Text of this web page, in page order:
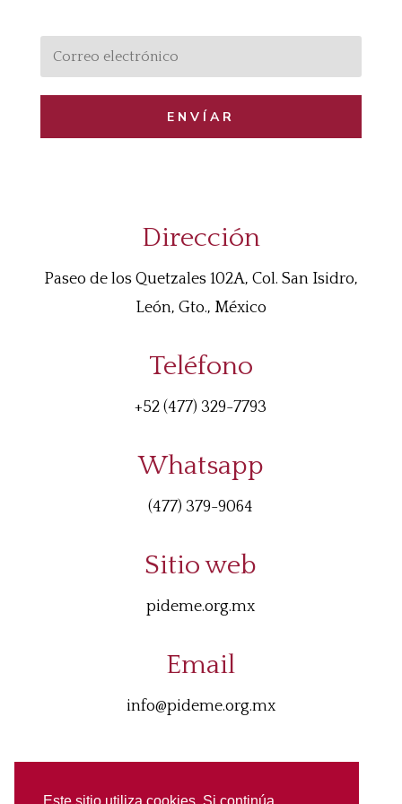
Este sitio utiliza cookies. Si continúa
ENVÍAR
Dirección
Paseo de los Quetzales 102A, Col. San Isidro,
León, Gto., México
Teléfono
+52 (477) 329-7793
Whatsapp
(477) 379-9064
Sitio web
pideme.org.mx
Email
info@pideme.org.mx